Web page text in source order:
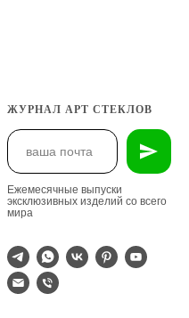
ЖУРНАЛ АРТ СТЕКЛОВ
Ежемесячные выпуски
эксклюзивных изделий со всего
мира